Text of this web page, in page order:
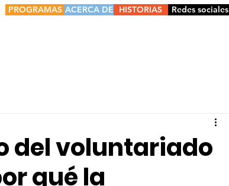
PROGRAMAS HISTORIAS
ACERCA DE Redes sociales
del voluntariado
qué la